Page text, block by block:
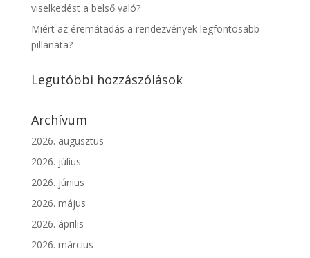
viselkedést a belső való?
Miért az éremátadás a rendezvények legfontosabb
pillanata?
Legutóbbi hozzászólások
Archívum
2026. augusztus
2026. július
2026. június
2026. május
2026. április
2026. március